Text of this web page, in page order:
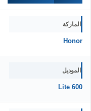
الماركة
Honor
الموديل
600 Lite